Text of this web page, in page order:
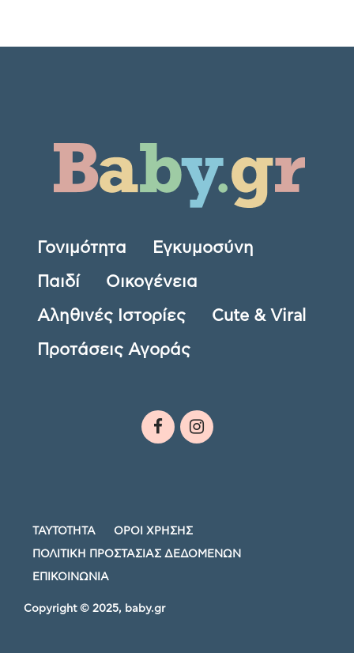
Γονιμότητα Εγκυμοσύνη
Παιδί Οικογένεια
Αληθινές Ιστορίες Cute & Viral
Προτάσεις Αγοράς
ΤΑΥΤΟΤΗΤΑ ΟΡΟΙ ΧΡΗΣΗΣ
ΠΟΛΙΤΙΚΗ ΠΡΟΣΤΑΣΙΑΣ ΔΕΔΟΜΕΝΩΝ
ΕΠΙΚΟΙΝΩΝΙΑ
Copyright © 2025, baby.gr